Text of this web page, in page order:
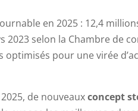
en 2025 : 12,4
2023 selon la Chambre de
pour une virée
de nouveauxconcept